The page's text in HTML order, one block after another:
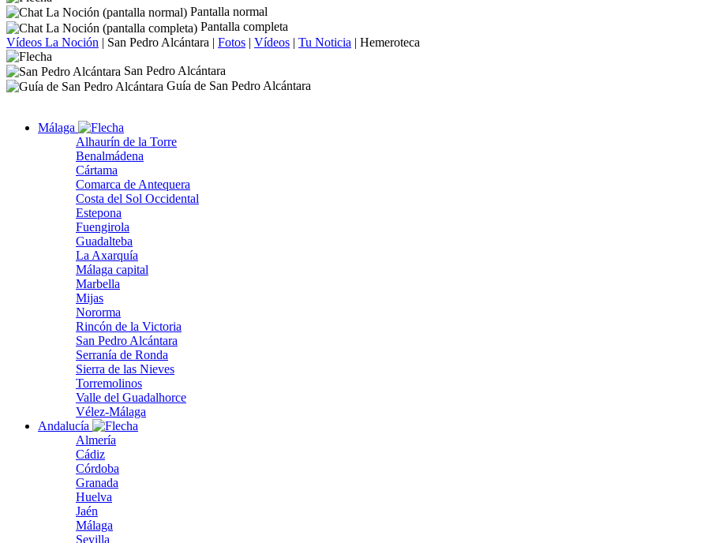
Pantalla normal
Pantalla completa
Vídeos La Noción | San Pedro Alcántara | Fotos | Vídeos | Tu Noticia | Hemeroteca
San Pedro Alcántara
Guía de San Pedro Alcántara
Málaga
Alhaurín de la Torre
Benalmádena
Cártama
Comarca de Antequera
Costa del Sol Occidental
Estepona
Fuengirola
Guadalteba
La Axarquía
Málaga capital
Marbella
Mijas
Nororma
Rincón de la Victoria
San Pedro Alcántara
Serranía de Ronda
Sierra de las Nieves
Torremolinos
Valle del Guadalhorce
Vélez-Málaga
Andalucía
Almería
Cádiz
Córdoba
Granada
Huelva
Jaén
Málaga
Sevilla